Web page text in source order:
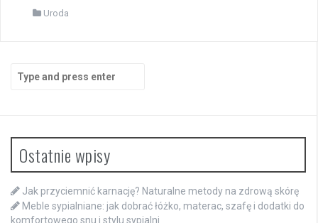
Uroda
Search
for:
Ostatnie wpisy
Jak przyciemnić karnację? Naturalne metody na zdrową skórę
Meble sypialniane: jak dobrać łóżko, materac, szafę i dodatki do
komfortowego snu i stylu sypialni